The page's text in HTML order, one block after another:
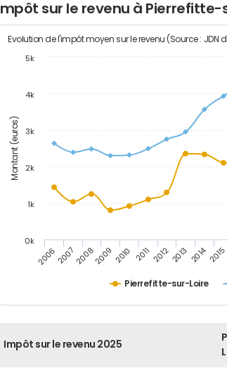
Impôt sur le revenu à Pierrefitte-
Montant (euros)
Evolution de l'impôt moyen sur le revenu (Source : JDN
Pierrefitte-sur-Loire
20062007200820092010 2011 20122013 20142015
0k
1k
2k
3k
4k
5k
Impôt sur le revenu 2025